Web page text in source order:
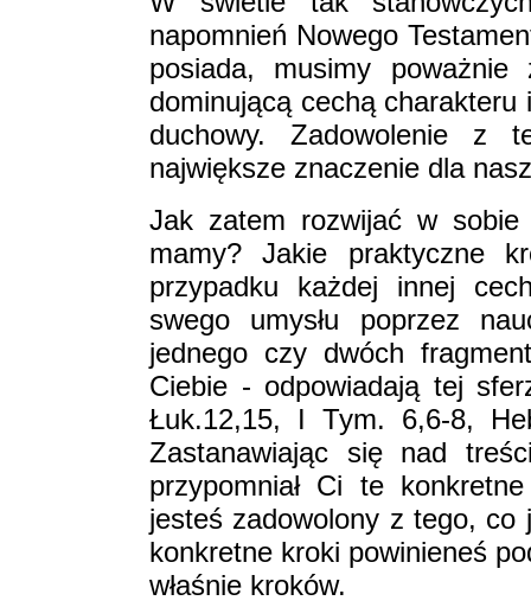
napomnień Nowego
posiada, musimy
dominującą cechą
duchowy. Zadowolenie z
największe znaczenie dla
Jak zatem rozwijać w
mamy? Jakie praktyczne
przypadku każdej innej
swego umysłu poprzez
jednego czy dwóch
Ciebie - odpowiadają tej
Łuk.12,15, I Tym. 6,6-8,
Zastanawiając się nad
przypomniał Ci te
jesteś zadowolony z tego,
konkretne kroki powinieneś
właśnie kroków.